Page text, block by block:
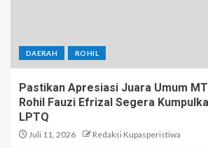
DAERAH ROHIL
Pastikan Apresiasi Juara Umum
Rohil Fauzi Efrizal Segera
LPTQ
Juli 11, 2026 Redaksi Kupasperistiwa